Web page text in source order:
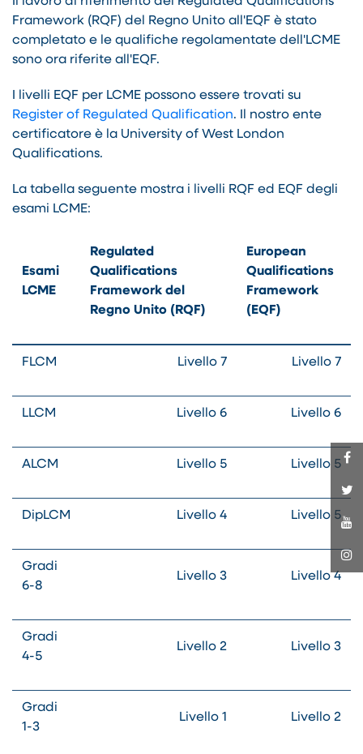
Framework (RQF) del Regno Unito all'EQF è stato
completato e le qualifiche regolamentate dell'LCME
sono ora riferite all'EQF.
I livelli EQF per LCME possono essere trovati su
Register of Regulated Qualification. Il nostro ente
certificatore è la University of West London
Qualifications.
La tabella seguente mostra i livelli RQF ed EQF degli
esami LCME:
Esami
LCME
Regulated
Qualifications
Framework del
Regno Unito (RQF)
European
Qualifications
Framework
(EQF)
FLCM Livello 7 Livello 7
LLCM Livello 6 Livello 6
ALCM Livello 5 Livello 5
DipLCM Livello 4 Livello 5
Gradi
6-8
Livello 3 Livello 4
Gradi
4-5
Livello 2 Livello 3
Gradi
1-3
Livello 1 Livello 2